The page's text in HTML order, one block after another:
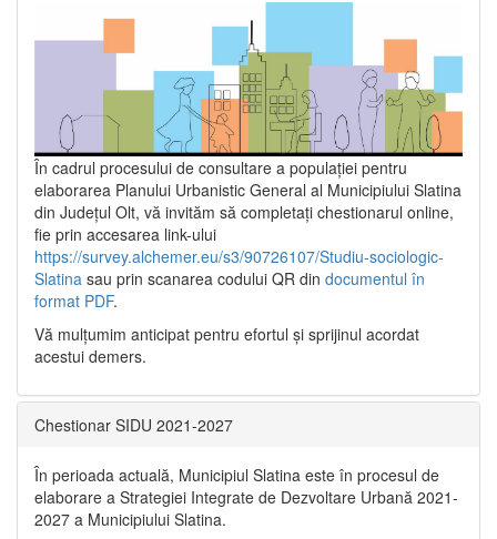
În cadrul procesului de consultare a populaţiei pentru
elaborarea Planului Urbanistic General al Municipiului Slatina
din Județul Olt, vă invităm să completați chestionarul online,
fie prin accesarea link-ului
https://survey.alchemer.eu/s3/90726107/Studiu-sociologic-
Slatina sau prin scanarea codului QR din documentul în
format PDF.
Vă mulţumim anticipat pentru efortul şi sprijinul acordat
acestui demers.
Chestionar SIDU 2021-2027
În perioada actuală, Municipiul Slatina este în procesul de
elaborare a Strategiei Integrate de Dezvoltare Urbană 2021‐
2027 a Municipiului Slatina.